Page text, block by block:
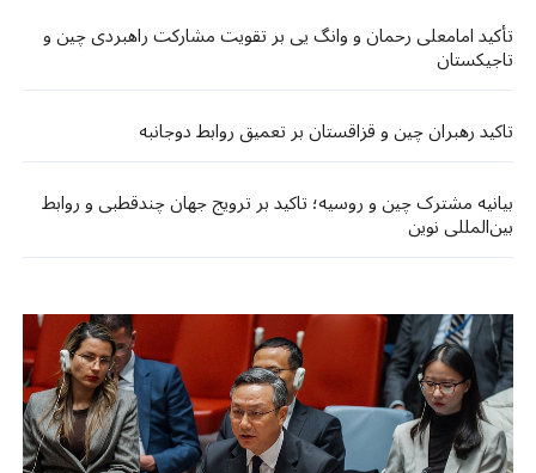
تأکید امامعلی رحمان و وانگ یی بر تقویت مشارکت راهبردی چین و
تاجیکستان
تاکید رهبران چین و قزاقستان بر تعمیق روابط دوجانبه
بیانیه مشترک چین و روسیه؛ تاکید بر ترویج جهان چندقطبی و روابط
بین‌المللی نوین